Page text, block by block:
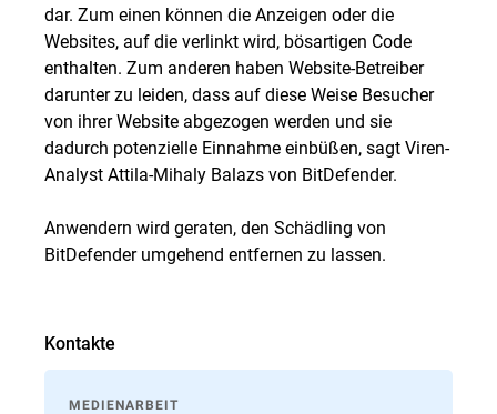
dar. Zum einen können die Anzeigen oder die
Websites, auf die verlinkt wird, bösartigen Code
enthalten. Zum anderen haben Website-Betreiber
darunter zu leiden, dass auf diese Weise Besucher
von ihrer Website abgezogen werden und sie
dadurch potenzielle Einnahme einbüßen, sagt Viren-
Analyst Attila-Mihaly Balazs von BitDefender.
Anwendern wird geraten, den Schädling von
BitDefender umgehend entfernen zu lassen.
Kontakte
MEDIENARBEIT